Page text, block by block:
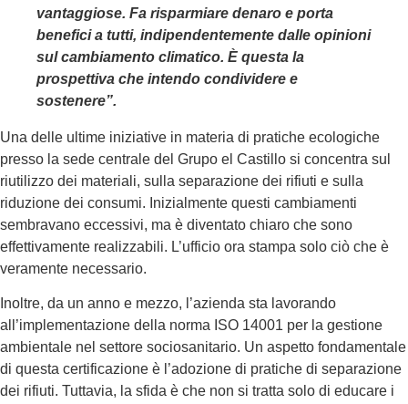
vantaggiose. Fa risparmiare denaro e porta
benefici a tutti, indipendentemente dalle opinioni
sul cambiamento climatico. È questa la
prospettiva che intendo condividere e
sostenere”.
Una delle ultime iniziative in materia di pratiche ecologiche
presso la sede centrale del Grupo el Castillo si concentra sul
riutilizzo dei materiali, sulla separazione dei rifiuti e sulla
riduzione dei consumi. Inizialmente questi cambiamenti
sembravano eccessivi, ma è diventato chiaro che sono
effettivamente realizzabili. L’ufficio ora stampa solo ciò che è
veramente necessario.
Inoltre, da un anno e mezzo, l’azienda sta lavorando
all’implementazione della norma ISO 14001 per la gestione
ambientale nel settore sociosanitario. Un aspetto fondamentale
di questa certificazione è l’adozione di pratiche di separazione
dei rifiuti. Tuttavia, la sfida è che non si tratta solo di educare i